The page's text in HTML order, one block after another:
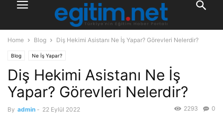
Home Blog Diş Hekimi Asistanı Ne İş Yapar? Görevleri Nelerdir?
Blog Ne İş Yapar?
Diş Hekimi Asistanı Ne İş
Yapar? Görevleri Nelerdir?
By admin - 22 Eylül 2022 0
2293